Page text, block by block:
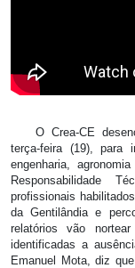
O Crea-CE
terça-feira (19), para
engenharia,
Responsabilidade
profissionais
da Gentilândia e
relatórios vão
identificadas a
Emanuel Mota, diz